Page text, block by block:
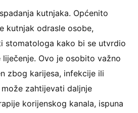
kutnjaka. Općenito
kutnjak odrasle osobe,
stomatologa kako bi se utvrdio
Ovo je osobito važno
zbog karijesa, infekcije ili
zahtijevati daljnje
korijenskog kanala, ispuna